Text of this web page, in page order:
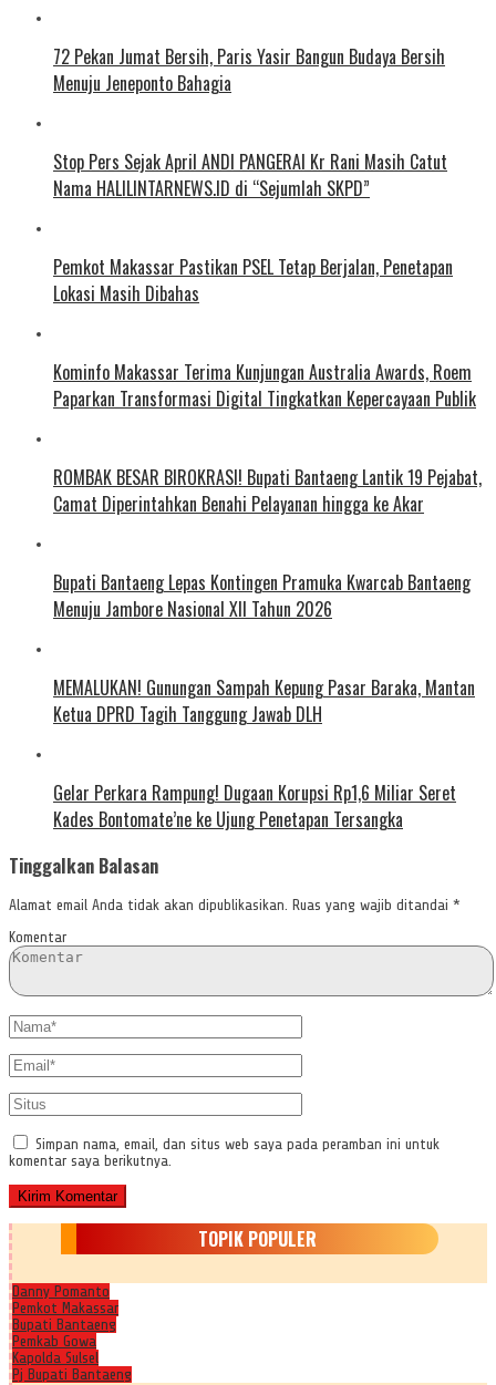
72 Pekan Jumat Bersih, Paris Yasir Bangun Budaya Bersih
Menuju Jeneponto Bahagia
Stop Pers Sejak April ANDI PANGERAI Kr Rani Masih Catut
Nama HALILINTARNEWS.ID di “Sejumlah SKPD”
Pemkot Makassar Pastikan PSEL Tetap Berjalan, Penetapan
Lokasi Masih Dibahas
Kominfo Makassar Terima Kunjungan Australia Awards, Roem
Paparkan Transformasi Digital Tingkatkan Kepercayaan Publik
ROMBAK BESAR BIROKRASI! Bupati Bantaeng Lantik 19 Pejabat,
Camat Diperintahkan Benahi Pelayanan hingga ke Akar
Bupati Bantaeng Lepas Kontingen Pramuka Kwarcab Bantaeng
Menuju Jambore Nasional XII Tahun 2026
MEMALUKAN! Gunungan Sampah Kepung Pasar Baraka, Mantan
Ketua DPRD Tagih Tanggung Jawab DLH
Gelar Perkara Rampung! Dugaan Korupsi Rp1,6 Miliar Seret
Kades Bontomate’ne ke Ujung Penetapan Tersangka
Tinggalkan Balasan
Alamat email Anda tidak akan dipublikasikan. Ruas yang wajib ditandai *
Komentar
Simpan nama, email, dan situs web saya pada peramban ini untuk
komentar saya berikutnya.
TOPIK POPULER
Danny Pomanto
Pemkot Makassar
Bupati Bantaeng
Pemkab Gowa
Kapolda Sulsel
Pj Bupati Bantaeng